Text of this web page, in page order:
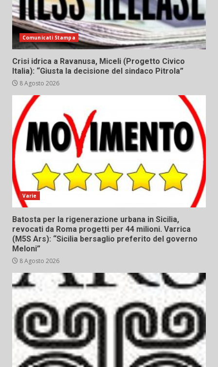
Comunicati Stampa
Crisi idrica a Ravanusa, Miceli (Progetto Civico
Italia): “Giusta la decisione del sindaco Pitrola”
8 Agosto 2026
Varie
Batosta per la rigenerazione urbana in Sicilia,
revocati da Roma progetti per 44 milioni. Varrica
(M5S Ars): “Sicilia bersaglio preferito del governo
Meloni”
8 Agosto 2026